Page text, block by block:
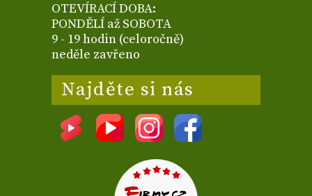
OTEVÍRACÍ DOBA:
PONDĚLÍ až SOBOTA
9 - 19 hodin (celoročně)
neděle zavřeno
Najděte si nás